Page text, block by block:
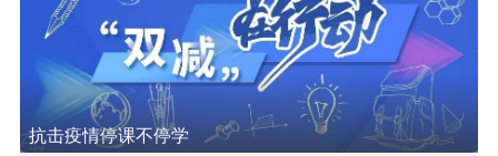
抗击疫情停课不停学